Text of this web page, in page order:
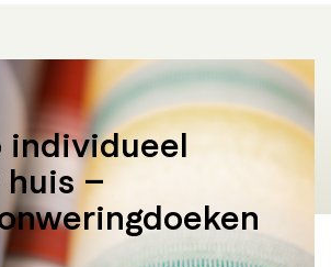
individueel
huis –